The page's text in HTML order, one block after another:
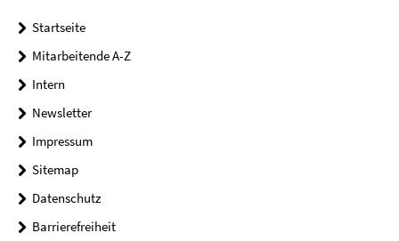
Startseite
Mitarbeitende A-Z
Intern
Newsletter
Impressum
Sitemap
Datenschutz
Barrierefreiheit